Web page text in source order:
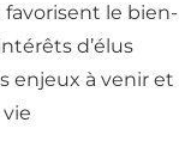
le bien-
d’élus
enjeux à venir et